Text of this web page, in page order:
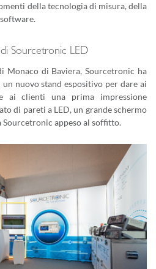
della tecnologia di misura, della
Sourcetronic LED
Monaco di Baviera, Sourcetronic ha
nuovo stand espositivo per dare ai
ai clienti una prima impressione
di pareti a LED, un grande schermo
Sourcetronic appeso al soffitto.